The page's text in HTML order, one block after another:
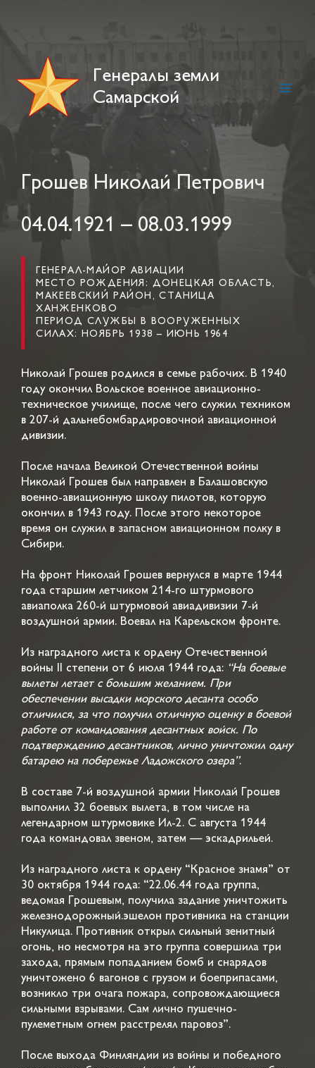
Генералы земли
Самарской
Грошев Николай Петрович
04.04.1921 – 08.03.1999
ГЕНЕРАЛ-МАЙОР АВИАЦИИ
МЕСТО РОЖДЕНИЯ: ДОНЕЦКАЯ ОБЛАСТЬ,
МАКЕЕВСКИЙ РАЙОН, СТАНИЦА
ХАНЖЕНКОВО
ПЕРИОД СЛУЖБЫ В ВООРУЖЕННЫХ
СИЛАХ: НОЯБРЬ 1938 – ИЮНЬ 1964
Николай Грошев родился в семье рабочих. В 1940
году окончил Вольское военное авиационно-
техническое училище, после чего служил техником
в 207-й дальнебомбардировочной авиационной
дивизии.
После начала Великой Отечественной войны
Николай Грошев был направлен в Балашовскую
военно-авиационную школу пилотов, которую
окончил в 1943 году. После этого некоторое
время он служил в запасном авиационном полку в
Сибири.
На фронт Николай Грошев вернулся в марте 1944
года старшим летчиком 214-го штурмового
авиаполка 260-й штурмовой авиадивизии 7-й
воздушной армии. Воевал на Карельском фронте.
Из наградного листа к ордену Отечественной
войны II степени от 6 июля 1944 года: “На боевые
вылеты летает с большим желанием. При
обеспечении высадки морского десанта особо
отличился, за что получил отличную оценку в боевой
работе от командования десантных войск. По
подтверждению десантников, лично уничтожил одну
батарею на побережье Ладожского озера”.
В составе 7-й воздушной армии Николай Грошев
выполнил 32 боевых вылета, в том числе на
легендарном штурмовике Ил-2. С августа 1944
года командовал звеном, затем — эскадрильей.
Из наградного листа к ордену “Красное знамя” от
30 октября 1944 года: “22.06.44 года группа,
ведомая Грошевым, получила задание уничтожить
железнодорожный.эшелон противника на станции
Никулица. Противник открыл сильный зенитный
огонь, но несмотря на это группа совершила три
захода, прямым попаданием бомб и снарядов
уничтожено 6 вагонов с грузом и боеприпасами,
возникло три очага пожара, сопровождающиеся
сильными взрывами. Сам лично пушечно-
пулеметным огнем расстрелял паровоз”.
После выхода Финляндии из войны и победного